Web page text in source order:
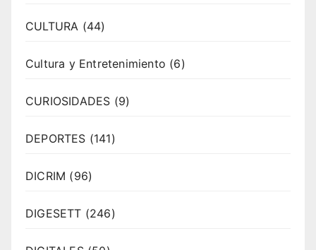
CULTURA (44)
Cultura y Entretenimiento (6)
CURIOSIDADES (9)
DEPORTES (141)
DICRIM (96)
DIGESETT (246)